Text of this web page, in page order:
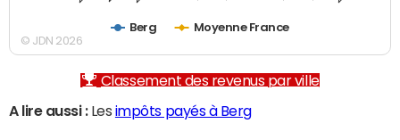
Berg Moyenne France
© JDN 2026
Classement des revenus par ville
A lire aussi :Les impôts payés à Berg